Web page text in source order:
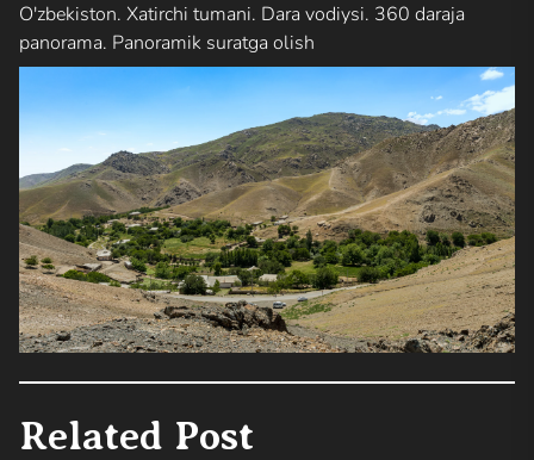
O'zbekiston. Xatirchi tumani. Dara vodiysi. 360 daraja
panorama. Panoramik suratga olish
Related Post